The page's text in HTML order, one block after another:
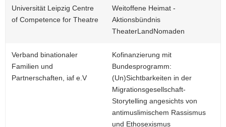
Universität Leipzig Centre
of Competence for Theatre
Weitoffene Heimat -
Aktionsbündnis
TheaterLandNomaden
Verband binationaler
Familien und
Partnerschaften, iaf e.V
Kofinanzierung mit
Bundesprogramm:
(Un)Sichtbarkeiten in der
Migrationsgesellschaft-
Storytelling angesichts von
antimuslimischem Rassismus
und Ethosexismus